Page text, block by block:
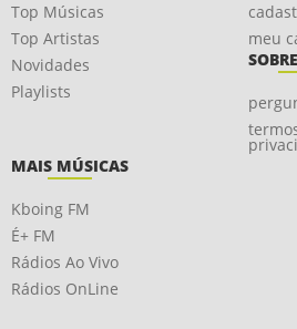
Top Músicas
Top Artistas
Novidades
Playlists
meu
MAIS MÚSICAS
Kboing FM
É+ FM
Rádios Ao Vivo
Rádios OnLine